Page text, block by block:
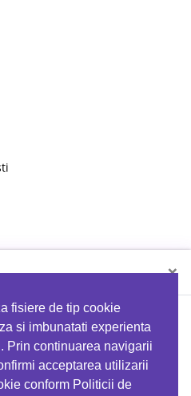
fisiere de tip cookie
si imbunatati experienta
Prin continuarea navigarii
acceptarea utilizarii
conform Politicii de
×
comandă folosind codul